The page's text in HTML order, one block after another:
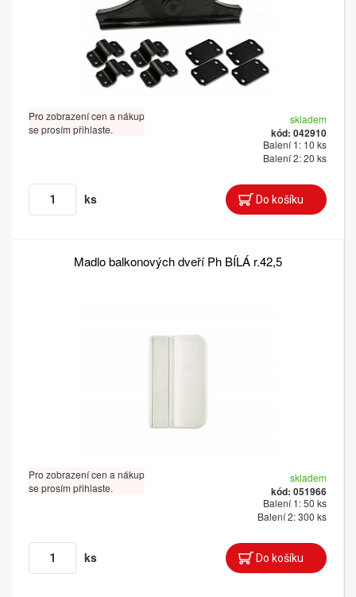
Pro zobrazení cen a nákup
se prosím přihlaste.
skladem
kód: 042910
Balení 1: 10 ks
Balení 2: 20 ks
ks
Madlo balkonových dveří Ph BÍLÁ r.42,5
Pro zobrazení cen a nákup
se prosím přihlaste.
skladem
kód: 051966
Balení 1: 50 ks
Balení 2: 300 ks
ks